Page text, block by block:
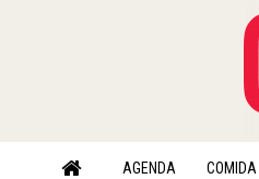
AGENDA COMIDA